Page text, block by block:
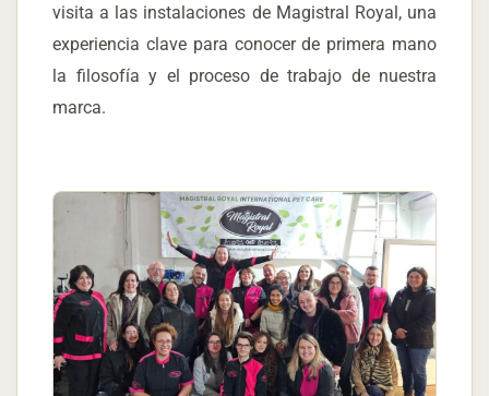
visita a las instalaciones de Magistral Royal, una
experiencia clave para conocer de primera mano
la filosofía y el proceso de trabajo de nuestra
marca.